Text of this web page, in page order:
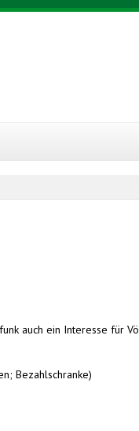
auch ein Interesse für
Bezahlschranke)